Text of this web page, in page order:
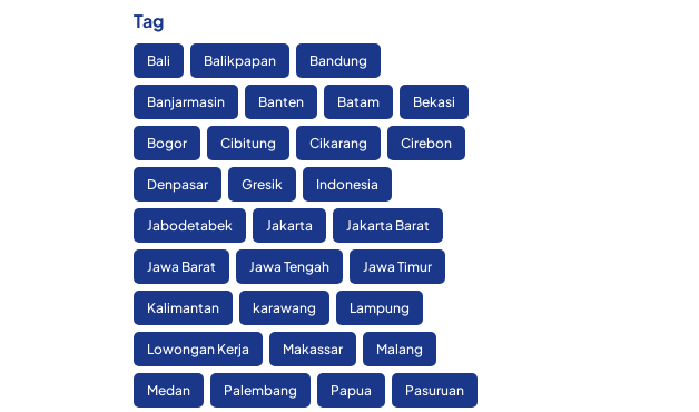
Tag
Bali Balikpapan Bandung
Banjarmasin Banten Batam Bekasi
Bogor Cibitung Cikarang Cirebon
Denpasar Gresik Indonesia
Jabodetabek Jakarta Jakarta Barat
Jawa Barat Jawa Tengah Jawa Timur
Kalimantan karawang Lampung
Lowongan Kerja Makassar Malang
Medan Palembang Papua Pasuruan